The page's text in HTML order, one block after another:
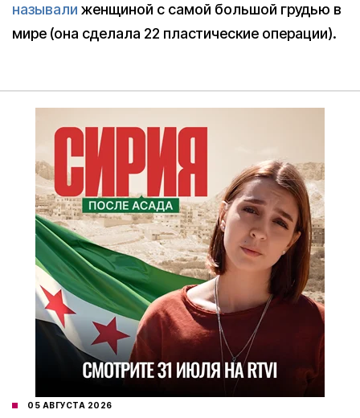
называли женщиной с самой большой грудью в
мире (она сделала 22 пластические операции).
05 АВГУСТА 2026